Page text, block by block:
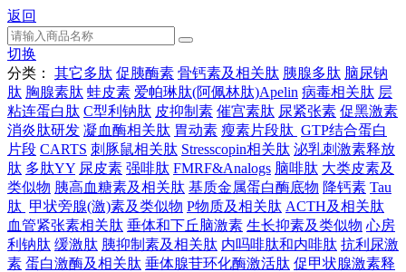
返回
切换
分类：
其它多肽 促胰酶素 骨钙素及相关肽 胰腺多肽 脑尿钠
肽 胸腺素肽 蛙皮素 爱帕琳肽(阿佩林肽)Apelin 病毒相关肽 层
粘连蛋白肽 C型利钠肽 皮抑制素 催宫素肽 尿紧张素 促黑激素
消炎肽研发 凝血酶相关肽 胃动素 瘦素片段肽 GTP结合蛋白
片段 CARTS 刺豚鼠相关肽 Stresscopin相关肽 泌乳刺激素释放
肽 多肽YY 尿皮素 强啡肽 FMRF&Analogs 脑啡肽 大类皮素及
类似物 胰高血糖素及相关肽 基质金属蛋白酶底物 降钙素 Tau
肽 甲状旁腺(激)素及类似物 P物质及相关肽 ACTH及相关肽
血管紧张素相关肽 垂体和下丘脑激素 生长抑素及类似物 心房
利钠肽 缓激肽 胰抑制素及相关肽 内吗啡肽和内啡肽 抗利尿激
素 蛋白激酶及相关肽 垂体腺苷环化酶激活肽 促甲状腺激素释